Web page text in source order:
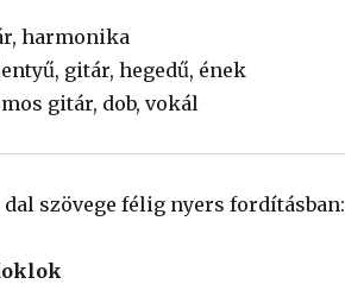
harmonika
gitár, hegedű, ének
gitár, dob, vokál
szövege félig nyers fordításban: